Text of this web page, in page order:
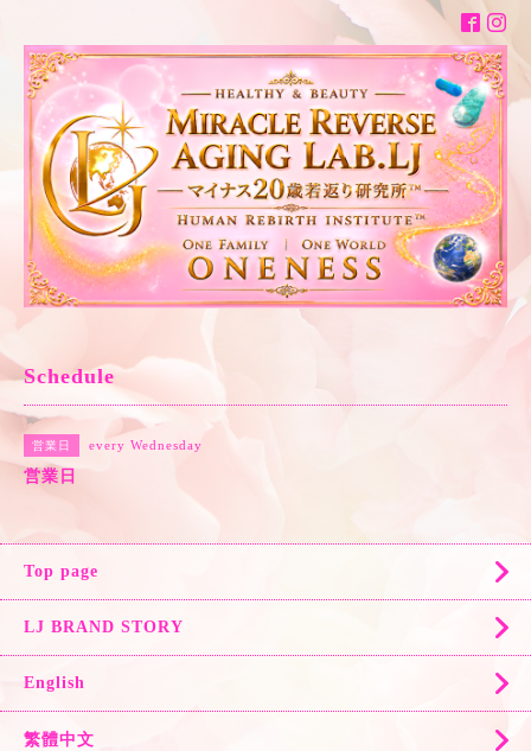
Schedule
営業日 every Wednesday
営業日
Top page
LJ BRAND STORY
English
繁體中文